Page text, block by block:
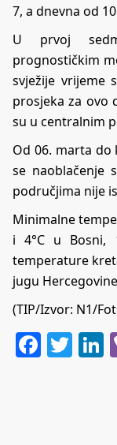
7, a dnevna od
U prvoj
prognostičkim
svježije vrijeme
prosjeka za ovo
su u centralnim
Od 06. marta
se naoblačenje
područjima nije
Minimalne
i 4°C u Bosni,
temperature
jugu
(TIP/Izvor: N1/